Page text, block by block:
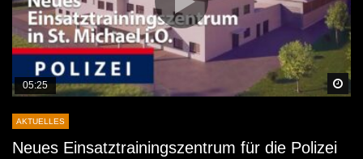
05:25
AKTUELLES
Neues Einsatztrainingszentrum für die Polizei